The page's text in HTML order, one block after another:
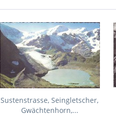
Sustenstrasse, Seingletscher,
Gwächtenhorn,...